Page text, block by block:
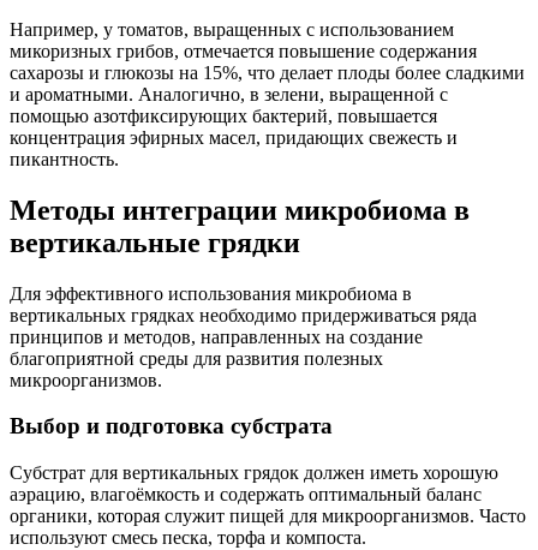
Например, у томатов, выращенных с использованием
микоризных грибов, отмечается повышение содержания
сахарозы и глюкозы на 15%, что делает плоды более сладкими
и ароматными. Аналогично, в зелени, выращенной с
помощью азотфиксирующих бактерий, повышается
концентрация эфирных масел, придающих свежесть и
пикантность.
Методы интеграции микробиома в
вертикальные грядки
Для эффективного использования микробиома в
вертикальных грядках необходимо придерживаться ряда
принципов и методов, направленных на создание
благоприятной среды для развития полезных
микроорганизмов.
Выбор и подготовка субстрата
Субстрат для вертикальных грядок должен иметь хорошую
аэрацию, влагоёмкость и содержать оптимальный баланс
органики, которая служит пищей для микроорганизмов. Часто
используют смесь песка, торфа и компоста.